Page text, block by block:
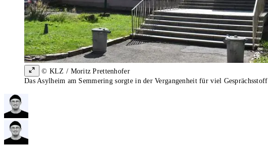
© KLZ / Moritz Prettenhofer
Das Asylheim am Semmering sorgte in der Vergangenheit für viel Gesprächsstoff